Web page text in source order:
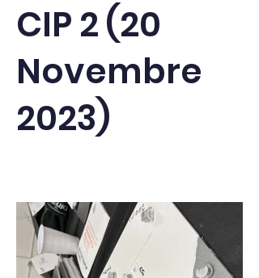
CIP 2 (20
Novembre
2023)